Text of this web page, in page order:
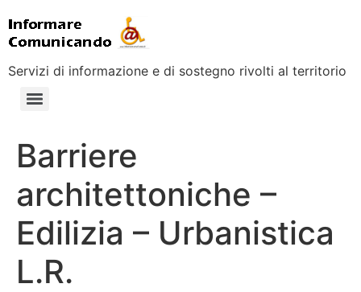
Servizi di informazione e di sostegno rivolti al territorio
Barriere
architettoniche –
Edilizia – Urbanistica
L.R.